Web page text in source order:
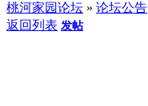
桃河家园论坛 » 论坛公告
返回列表 发帖